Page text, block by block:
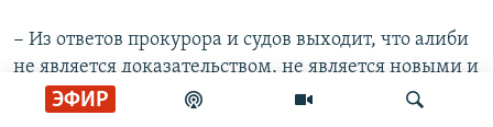
ЭФИР
− Из ответов прокурора и судов выходит, что алиби
не является доказательством, не является новыми и
иными обстоятельствами по делу. Тогда что